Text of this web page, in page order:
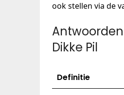
ook stellen via de
Dikke Pil
Definitie